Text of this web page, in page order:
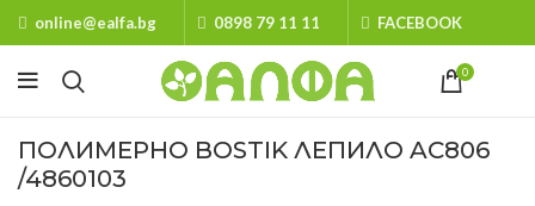
online@ealfa.bg 0898 79 11 11 FACEBOOK
0
ПОЛИМЕРНО BOSTIK ЛЕПИЛО AC806
/4860103